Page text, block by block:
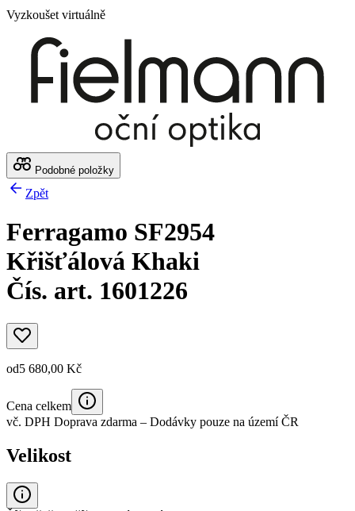
Vyzkoušet virtuálně
Podobné položky
Zpět
Ferragamo SF2954
Křišťálová Khaki
Čís. art. 1601226
od5 680,00 Kč
Cena celkem
vč. DPH Doprava zdarma – Dodávky pouze na území ČR
Velikost